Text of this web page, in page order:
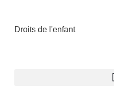
Droits de l'enfant